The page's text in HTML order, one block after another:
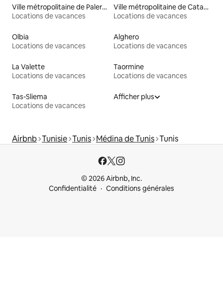
Ville métropolitaine de Palerme
Locations de vacances
Ville métropolitaine de Catane
Locations de vacances
Olbia
Locations de vacances
Alghero
Locations de vacances
La Valette
Locations de vacances
Taormine
Locations de vacances
Tas-Sliema
Locations de vacances
Afficher plus
Airbnb Tunisie Tunis Médina de Tunis Tunis
© 2026 Airbnb, Inc.
Confidentialité
Conditions générales